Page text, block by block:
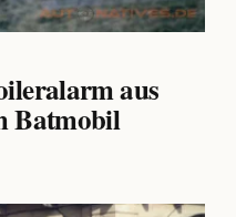
aus
Batmobil